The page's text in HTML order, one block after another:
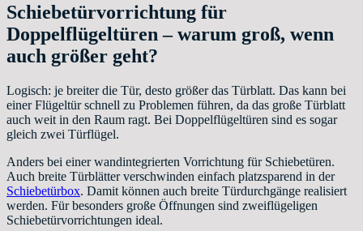
Schiebetürvorrichtung für
Doppelflügeltüren – warum groß, wenn
auch größer geht?
Logisch: je breiter die Tür, desto größer das Türblatt. Das kann bei
einer Flügeltür schnell zu Problemen führen, da das große Türblatt
auch weit in den Raum ragt. Bei Doppelflügeltüren sind es sogar
gleich zwei Türflügel.
Anders bei einer wandintegrierten Vorrichtung für Schiebetüren.
Auch breite Türblätter verschwinden einfach platzsparend in der
Schiebetürbox. Damit können auch breite Türdurchgänge realisiert
werden. Für besonders große Öffnungen sind zweiflügeligen
Schiebetürvorrichtungen ideal.